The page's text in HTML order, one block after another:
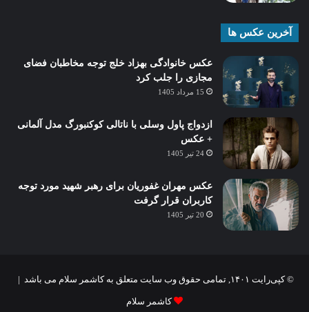
آخرین عکس ها
عکس خانوادگی بهزاد خلج توجه مخاطبان فضای
مجازی را جلب کرد
15 مرداد 1405
ازدواج پاول وسلی با ناتالی کوکنبورگ مدل آلمانی
+ عکس
24 تیر 1405
عکس مهران غفوریان برای رهبر شهید مورد توجه
کاربران قرار گرفت
20 تیر 1405
© کپی‌رایت ۱۴۰۱, تمامی حقوق وب سایت متعلق به کاشمر سلام می باشد |
کاشمر سلام